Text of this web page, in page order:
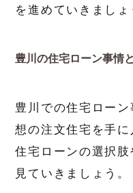
を進めていきましょ
豊川の住宅ローン事情
豊川での住宅ロー
想の注文住宅を手に
住宅ローンの選択
見ていきましょう。